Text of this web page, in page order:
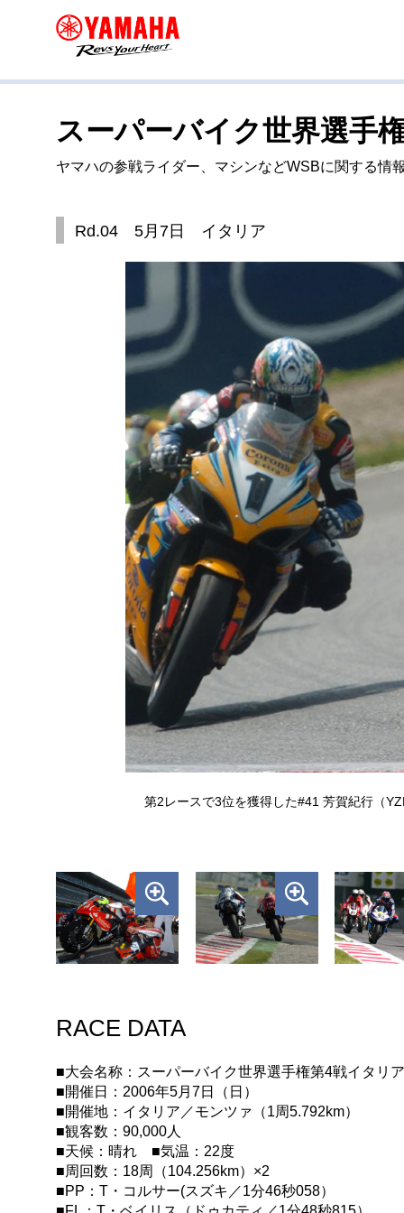
スーパーバイク世界選手
ヤマハの参戦ライダー、マシンなどWSBに関する情
Rd.04 5月7日 イタリア
第2レースで3位を獲得した#41 芳賀紀行（
RACE DATA
■大会名称：スーパーバイク世界選手権第4戦イタリ
■開催日：2006年5月7日（日）
■開催地：イタリア／モンツァ（1周5.792km）
■観客数：90,000人
■天候：晴れ ■気温：22度
■周回数：18周（104.256km）×2
■PP：T・コルサー(スズキ／1分46秒058）